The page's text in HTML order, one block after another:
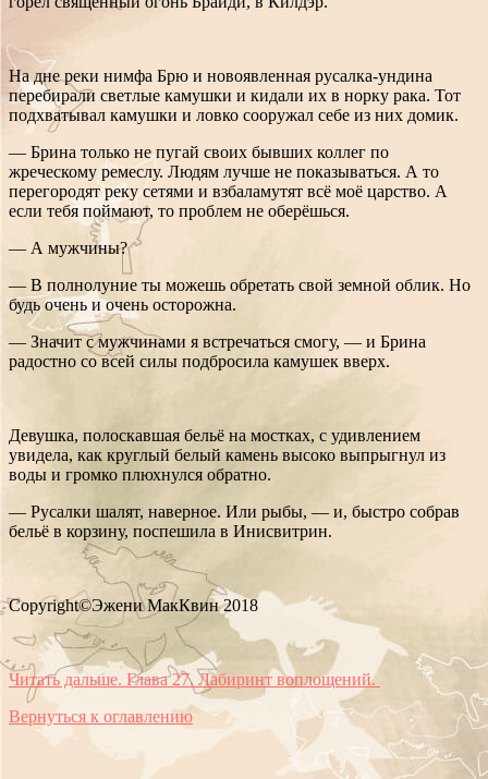
На дне реки нимфа Брю и новоявленная русалка-ундина
перебирали светлые камушки и кидали их в норку рака. Тот
подхватывал камушки и ловко сооружал себе из них домик.
— Брина только не пугай своих бывших коллег по
жреческому ремеслу. Людям лучше не показываться. А то
перегородят реку сетями и взбаламутят всё моё царство. А
если тебя поймают, то проблем не оберёшься.
— А мужчины?
— В полнолуние ты можешь обретать свой земной облик. Но
будь очень и очень осторожна.
— Значит с мужчинами я встречаться смогу, — и Брина
радостно со всей силы подбросила камушек вверх.
Девушка, полоскавшая бельё на мостках, с удивлением
увидела, как круглый белый камень высоко выпрыгнул из
воды и громко плюхнулся обратно.
— Русалки шалят, наверное. Или рыбы, — и, быстро собрав
бельё в корзину, поспешила в Инисвитрин.
Copyright©Эжени МакКвин 2018
Читать дальше. Глава 27. Лабиринт воплощений.
Вернуться к оглавлению